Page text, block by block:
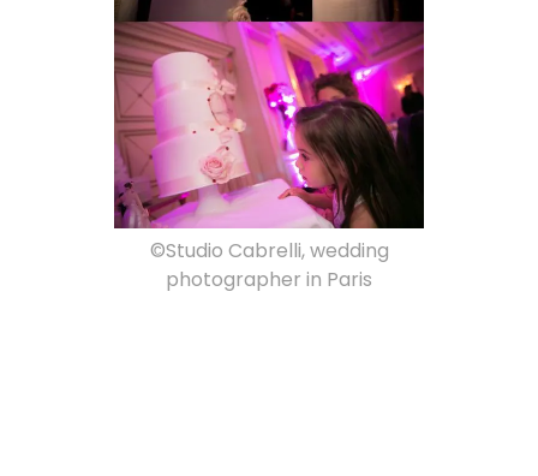
©Studio Cabrelli, wedding
photographer in Paris